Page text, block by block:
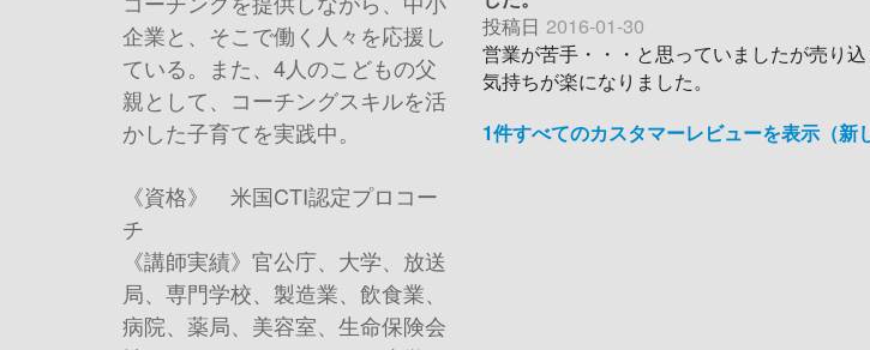
企業と、そこで働く人々を応援し
ている。また、4人のこどもの父
親として、コーチングスキルを活
かした子育てを実践中。
《資格》 米国CTI認定プロコー
チ
《講師実績》官公庁、大学、放送
局、専門学校、製造業、飲食業、
病院、薬局、美容室、生命保険会
投稿日 2016-01-30
営業が苦手・・・と思っていましたが売り
気持ちが楽になりました。
1件すべてのカスタマーレビューを表示（新